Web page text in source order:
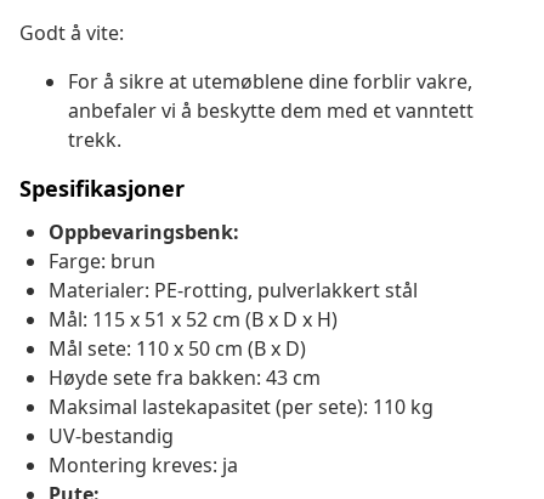
Godt å vite:
For å sikre at utemøblene dine forblir vakre,
anbefaler vi å beskytte dem med et vanntett
trekk.
Spesifikasjoner
Oppbevaringsbenk:
Farge: brun
Materialer: PE-rotting, pulverlakkert stål
Mål: 115 x 51 x 52 cm (B x D x H)
Mål sete: 110 x 50 cm (B x D)
Høyde sete fra bakken: 43 cm
Maksimal lastekapasitet (per sete): 110 kg
UV-bestandig
Montering kreves: ja